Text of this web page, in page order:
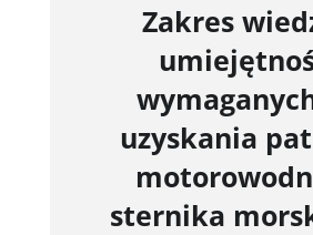
Zakres
uzyskania
sternika